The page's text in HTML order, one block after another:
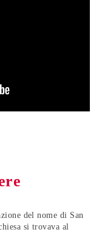
del nome di San
si trovava al